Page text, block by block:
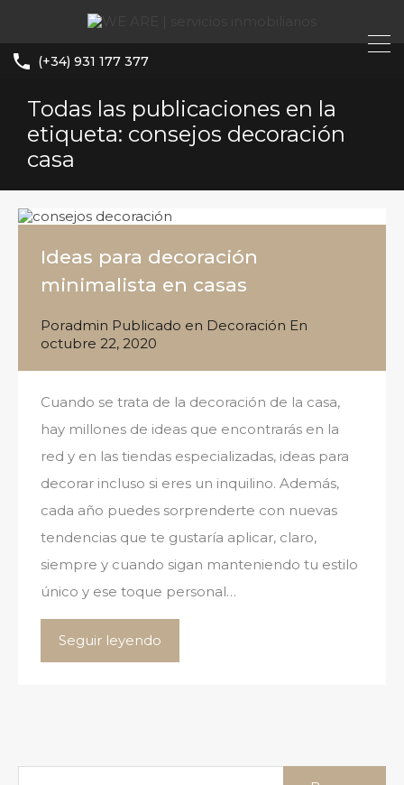
(+34) 931 177 377
Todas las publicaciones en la
etiqueta: consejos decoración
casa
Ideas para decoración
minimalista en casas
Poradmin Publicado en Decoración En
octubre 22, 2020
Cuando se trata de la decoración de la casa,
hay millones de ideas que encontrarás en la
red y en las tiendas especializadas, ideas para
decorar incluso si eres un inquilino. Además,
cada año puedes sorprenderte con nuevas
tendencias que te gustaría aplicar, claro,
siempre y cuando sigan manteniendo tu estilo
único y ese toque personal…
Seguir leyendo
Buscar: